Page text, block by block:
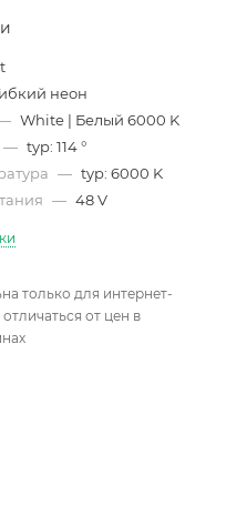
неон
White | Белый 6000 K
— typ: 114 °
— typ: 6000 K
— 48 V
только для интернет-
от цен в